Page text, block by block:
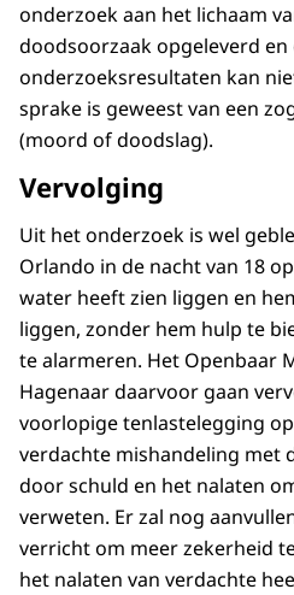
onderzoek aan het lichaam
doodsoorzaak opgeleverd
onderzoeksresultaten kan
sprake is geweest van een
(moord of doodslag).
Vervolging
Uit het onderzoek is wel
Orlando in de nacht van 18
water heeft zien liggen en
liggen, zonder hem hulp te
te alarmeren. Het Openbaar
Hagenaar daarvoor gaan
voorlopige tenlastelegging
verdachte mishandeling met
door schuld en het nalaten
verweten. Er zal nog
verricht om meer zekerheid
het nalaten van verdachte